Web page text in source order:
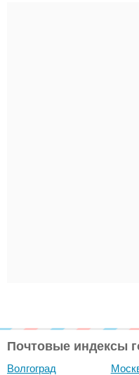
Почтовые индексы
Волгоград